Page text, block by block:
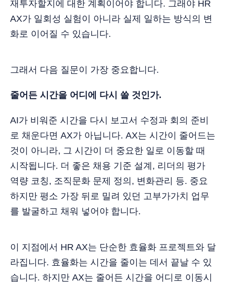
재투자할지에 대한 계획이어야 합니다. 그래야 HR
AX가 일회성 실험이 아니라 실제 일하는 방식의 변
화로 이어질 수 있습니다.
그래서 다음 질문이 가장 중요합니다.
줄어든 시간을 어디에 다시 쓸 것인가.
AI가 비워준 시간을 다시 보고서 수정과 회의 준비
로 채운다면 AX가 아닙니다. AX는 시간이 줄어드는
것이 아니라, 그 시간이 더 중요한 일로 이동할 때
시작됩니다. 더 좋은 채용 기준 설계, 리더의 평가
역량 코칭, 조직문화 문제 정의, 변화관리 등. 중요
하지만 평소 가장 뒤로 밀려 있던 고부가가치 업무
를 발굴하고 채워 넣어야 합니다.
이 지점에서 HR AX는 단순한 효율화 프로젝트와 달
라집니다. 효율화는 시간을 줄이는 데서 끝날 수 있
습니다. 하지만 AX는 줄어든 시간을 어디로 이동시